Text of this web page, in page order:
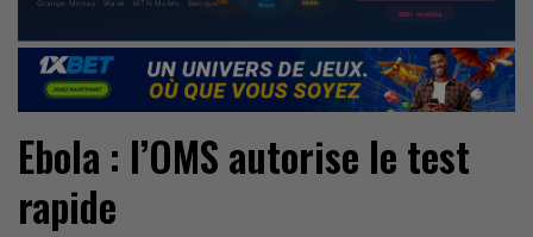
Ebola : l’OMS autorise le test
rapide